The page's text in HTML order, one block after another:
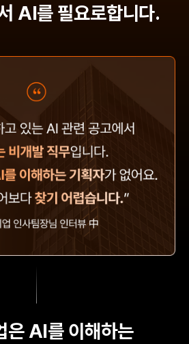
AI를 필요로합니다.
은 AI를 이해하는